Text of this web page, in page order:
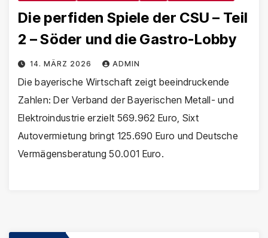
Die perfiden Spiele der CSU – Teil
2 – Söder und die Gastro-Lobby
14. MÄRZ 2026 ADMIN
Die bayerische Wirtschaft zeigt beeindruckende
Zahlen: Der Verband der Bayerischen Metall- und
Elektroindustrie erzielt 569.962 Euro, Sixt
Autovermietung bringt 125.690 Euro und Deutsche
Vermägensberatung 50.001 Euro.